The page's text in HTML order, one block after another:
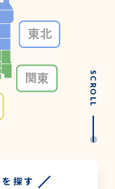
東北
関東
SCROLL
探す